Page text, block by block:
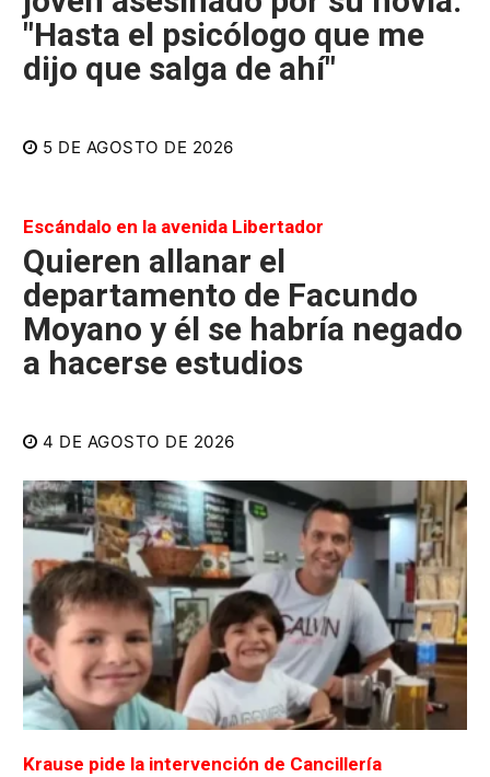
"Hasta el psicólogo que me
dijo que salga de ahí"
5 DE AGOSTO DE 2026
Escándalo en la avenida Libertador
Quieren allanar el
departamento de Facundo
Moyano y él se habría negado
a hacerse estudios
4 DE AGOSTO DE 2026
Krause pide la intervención de Cancillería